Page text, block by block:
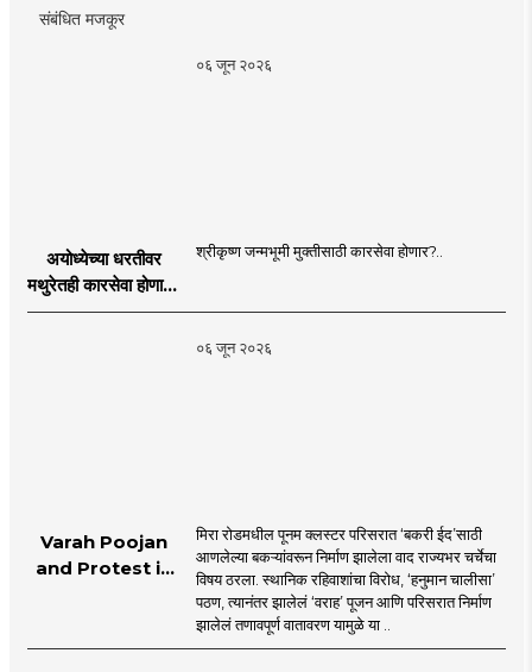
संबंधित मजकूर
०६ जून २०२६
अयोध्येच्या धरतीवर
मथुरेतही कारसेवा होणार?
| Shri Krishna
श्रीकृष्ण जन्मभूमी मुक्तीसाठी कारसेवा होणार?..
०६ जून २०२६
Varah Poojan
and Protest in
Mira Road
मिरा रोडमधील पूनम क्लस्टर परिसरात ‘बकरी ईद’साठी
आणलेल्या बकऱ्यांवरून निर्माण झालेला वाद राज्यभर चर्चेचा
विषय ठरला. स्थानिक रहिवाशांचा विरोध, ‘हनुमान चालीसा’
पठण, त्यानंतर झालेलं ‘वराह’ पूजन आणि परिसरात निर्माण
झालेलं तणावपूर्ण वातावरण यामुळे या ..